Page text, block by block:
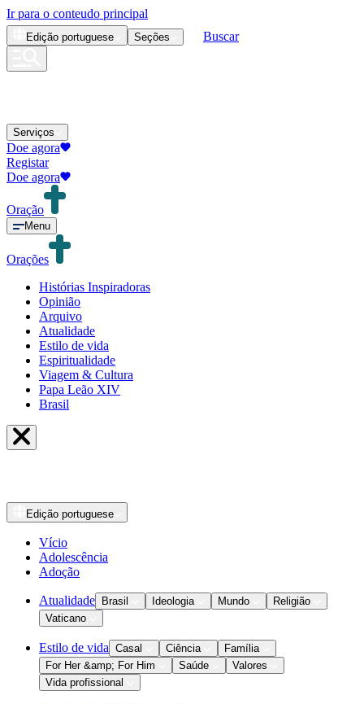
Ir para o conteudo principal
Edição portuguese Seções Buscar
Serviços
Doe agora
Registar
Doe agora
Oração
Menu
Orações
Histórias Inspiradoras
Opinião
Arquivo
Atualidade
Estilo de vida
Espiritualidade
Viagem & Cultura
Papa Leão XIV
Brasil
Edição portuguese
Vício
Adolescência
Adoção
Atualidade Brasil Ideologia Mundo
Religião
Vaticano
Estilo de vida Casal Ciência
Família
For Her &amp; For Him
Saúde
Valores
Vida profissional